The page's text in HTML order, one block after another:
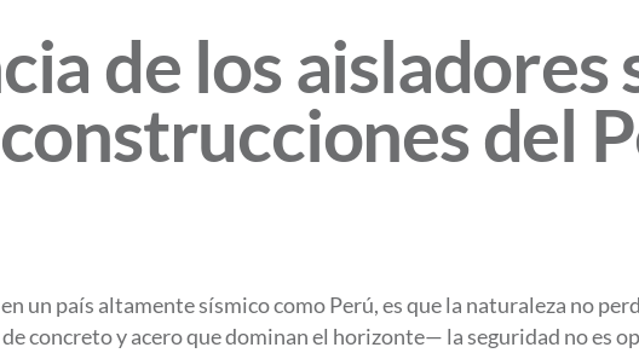
de los aisladores
del
un país altamente sísmico como Perú, es que la naturaleza no
concreto y acero que dominan el horizonte— la seguridad no es